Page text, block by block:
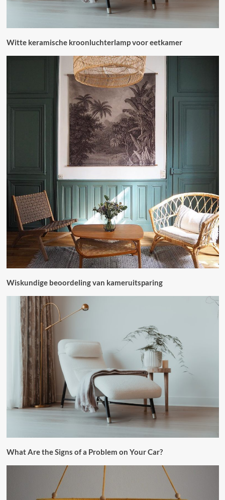
Witte keramische kroonluchterlamp voor eetkamer
Wiskundige beoordeling van kameruitsparing
What Are the Signs of a Problem on Your Car?